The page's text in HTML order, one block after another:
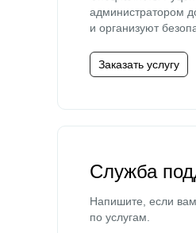
администратором
и организуют
Заказать услугу
Служба
Напишите, если
по услугам.